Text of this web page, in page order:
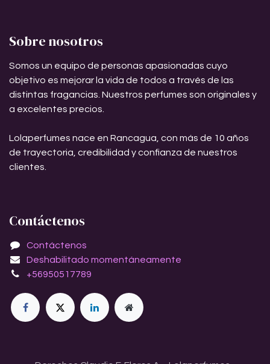
Sobre nosotros
Somos un equipo de personas apasionadas cuyo
objetivo es mejorar la vida de todos a través de las
distintas fragancias. Nuestros perfumes son originales y
a excelentes precios.
Lolaperfumes nace en Rancagua, con más de 10 años
de trayectoria, credibilidad y confianza de nuestros
clientes.
Contáctenos
Contáctenos
Deshabilitado momentáneamente
+56950517789